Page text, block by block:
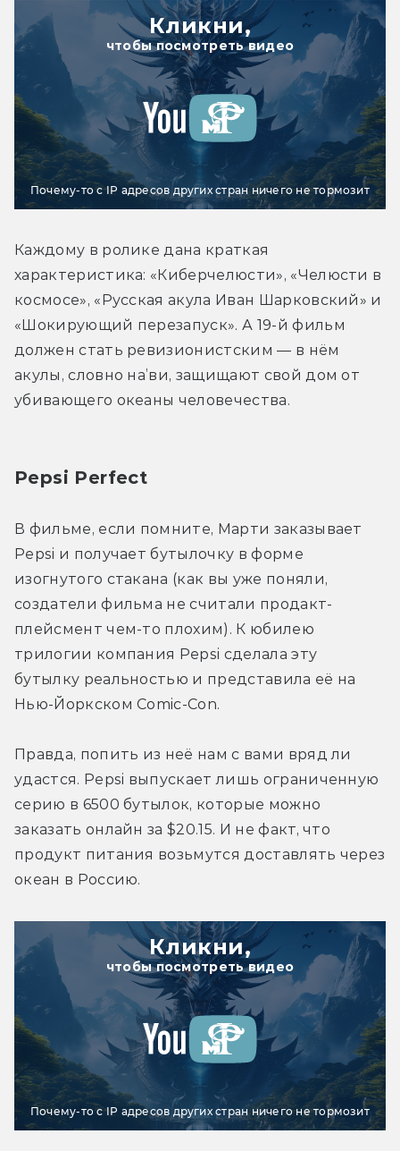
Кликни,
чтобы посмотреть видео
Почему-то с IP адресов других стран ничего не тормозит
Каждому в ролике дана краткая
характеристика: «Киберчелюсти», «Челюсти в
космосе», «Русская акула Иван Шарковский» и
«Шокирующий перезапуск». А 19-й фильм
должен стать ревизионистским — в нём
акулы, словно на’ви, защищают свой дом от
убивающего океаны человечества.
Pepsi Perfect
В фильме, если помните, Марти заказывает
Pepsi и получает бутылочку в форме
изогнутого стакана (как вы уже поняли,
создатели фильма не считали продакт-
плейсмент чем-то плохим). К юбилею
трилогии компания Pepsi сделала эту
бутылку реальностью и представила её на
Нью-Йоркском Comic-Con.
Правда, попить из неё нам с вами вряд ли
удастся. Pepsi выпускает лишь ограниченную
серию в 6500 бутылок, которые можно
заказать онлайн за $20.15. И не факт, что
продукт питания возьмутся доставлять через
океан в Россию.
Кликни,
чтобы посмотреть видео
Почему-то с IP адресов других стран ничего не тормозит